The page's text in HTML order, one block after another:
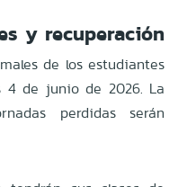
y recuperación
de los estudiantes
4 de junio de 2026. La
perdidas serán